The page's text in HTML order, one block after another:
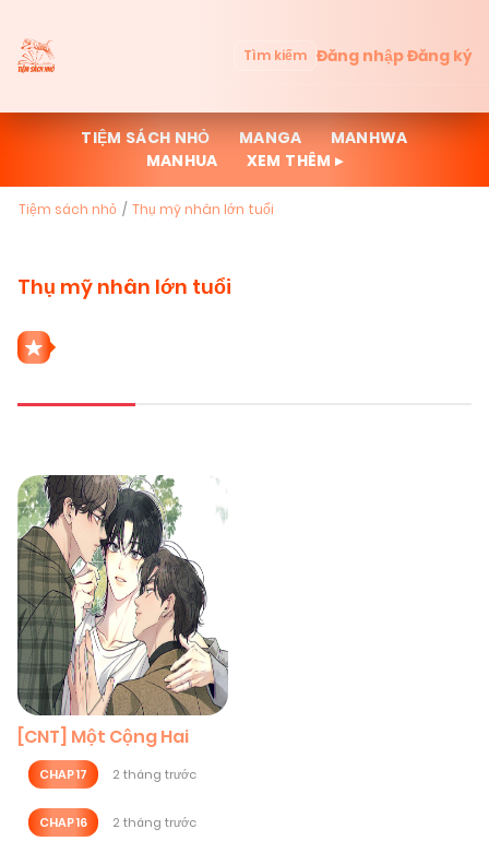
Tìm kiếm Đăng nhậpĐăng ký
TIỆM SÁCH NHỎ MANGA
MANHWA
MANHUA
XEM THÊM ▸
Tiệm sách nhỏ Thụ mỹ nhân lớn tuổi
Thụ mỹ nhân lớn tuổi
[CNT] Một Cộng Hai
CHAP 17 2 tháng trước
CHAP 16 2 tháng trước